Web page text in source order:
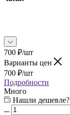
700 ₽/шт
Варианты цен
700 ₽/шт
Подробности
Много
Нашли дешевле?